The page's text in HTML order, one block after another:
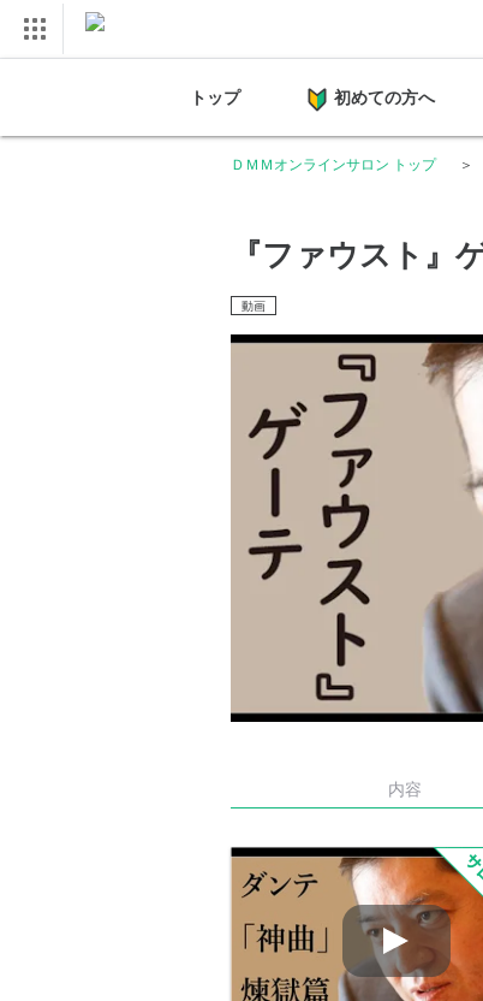
トップ 初めての方へ
ＤＭＭオンラインサロン トップ
『ファウスト』
動画
内容